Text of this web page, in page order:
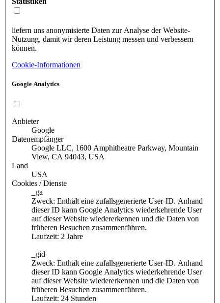
liefern uns anonymisierte Daten zur Analyse der Website-
Nutzung, damit wir deren Leistung messen und verbessern
können.
Cookie-Informationen
Google Analytics
Anbieter
Google
Datenempfänger
Google LLC, 1600 Amphitheatre Parkway, Mountain
View, CA 94043, USA
Land
USA
Cookies / Dienste
_ga
Zweck: Enthält eine zufallsgenerierte User-ID. Anhand
dieser ID kann Google Analytics wiederkehrende User
auf dieser Website wiedererkennen und die Daten von
früheren Besuchen zusammenführen.
Laufzeit: 2 Jahre
_gid
Zweck: Enthält eine zufallsgenerierte User-ID. Anhand
dieser ID kann Google Analytics wiederkehrende User
auf dieser Website wiedererkennen und die Daten von
früheren Besuchen zusammenführen.
Laufzeit: 24 Stunden